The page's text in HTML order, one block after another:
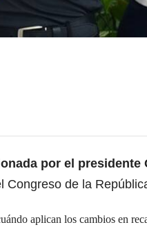
por el presidente
Congreso de la
aplican los cambios en